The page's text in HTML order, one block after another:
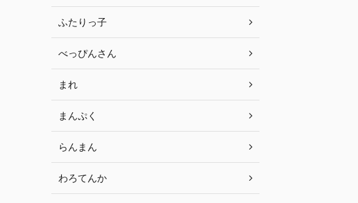
ふたりっ子
べっぴんさん
まれ
まんぷく
らんまん
わろてんか